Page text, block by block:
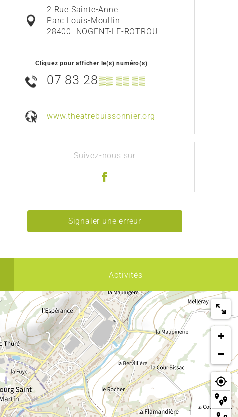
2 Rue Sainte-Anne
Parc Louis-Moullin
28400
NOGENT-LE-ROTROU
Cliquez pour afficher le(s) numéro(s)
07 83 28 ▒▒ ▒▒ ▒▒
www.theatrebuissonnier.org
Suivez-nous sur
Signaler une erreur
Activités
+
−